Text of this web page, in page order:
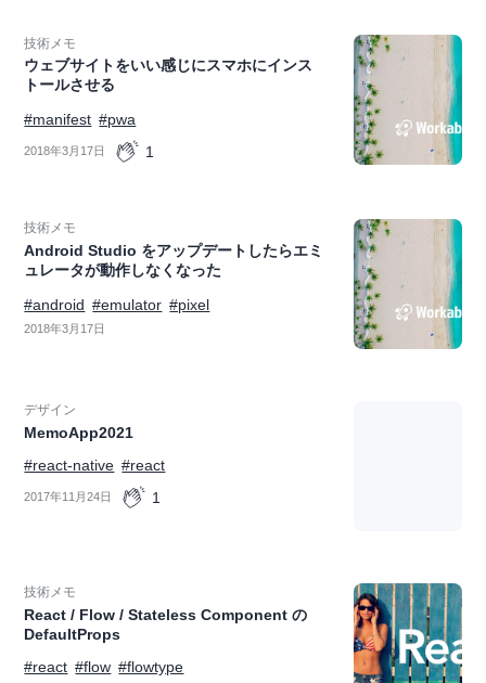
技術メモ
ウェブサイトをいい感じにスマホにインス
トールさせる
#manifest #pwa
2018年3月17日 1
技術メモ
Android Studio をアップデートしたらエミ
ュレータが動作しなくなった
#android #emulator #pixel
2018年3月17日
デザイン
MemoApp2021
#react-native #react
2017年11月24日 1
技術メモ
React / Flow / Stateless Component の
DefaultProps
#react #flow #flowtype